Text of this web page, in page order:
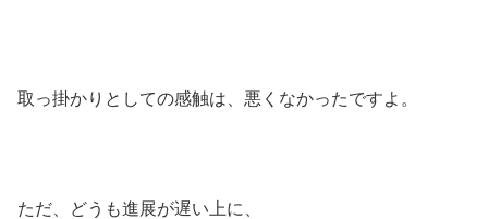
取っ掛かりとしての感触は、悪くなかったですよ。
ただ、どうも進展が遅い上に、